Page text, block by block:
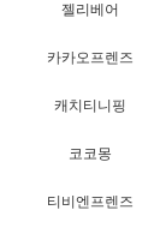
젤리베어
카카오프렌즈
캐치티니핑
코코몽
티비엔프렌즈